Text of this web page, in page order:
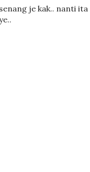
senang je kak.. nanti